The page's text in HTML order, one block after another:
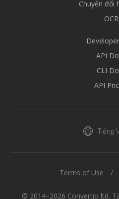
Chuyển đổi
OCR
API
CLI
API
Tiếng
© 2014–2026 Convertio ltd.
Terms of Use